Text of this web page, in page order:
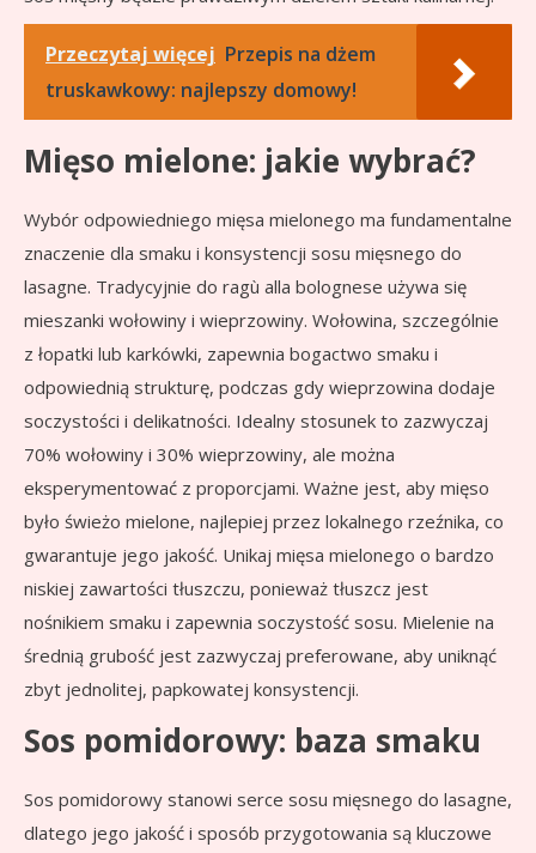
Przeczytaj więcej Przepis na dżem
truskawkowy: najlepszy domowy!
Mięso mielone: jakie wybrać?
Wybór odpowiedniego mięsa mielonego ma fundamentalne
znaczenie dla smaku i konsystencji sosu mięsnego do
lasagne. Tradycyjnie do ragù alla bolognese używa się
mieszanki wołowiny i wieprzowiny. Wołowina, szczególnie
z łopatki lub karkówki, zapewnia bogactwo smaku i
odpowiednią strukturę, podczas gdy wieprzowina dodaje
soczystości i delikatności. Idealny stosunek to zazwyczaj
70% wołowiny i 30% wieprzowiny, ale można
eksperymentować z proporcjami. Ważne jest, aby mięso
było świeżo mielone, najlepiej przez lokalnego rzeźnika, co
gwarantuje jego jakość. Unikaj mięsa mielonego o bardzo
niskiej zawartości tłuszczu, ponieważ tłuszcz jest
nośnikiem smaku i zapewnia soczystość sosu. Mielenie na
średnią grubość jest zazwyczaj preferowane, aby uniknąć
zbyt jednolitej, papkowatej konsystencji.
Sos pomidorowy: baza smaku
Sos pomidorowy stanowi serce sosu mięsnego do lasagne,
dlatego jego jakość i sposób przygotowania są kluczowe